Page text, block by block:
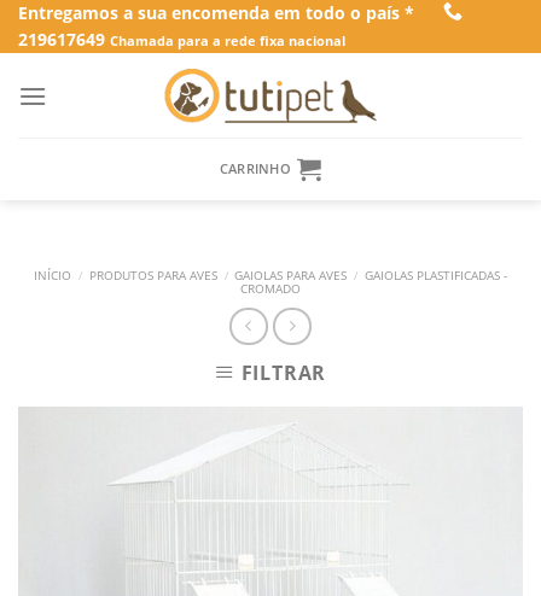
SkipEntregamos a sua encomenda em todo o país *
219617649 Chamada para a rede fixa nacional
CARRINHO
INÍCIO / PRODUTOS PARA AVES / GAIOLAS PARA AVES / GAIOLAS PLASTIFICADAS -
CROMADO
FILTRAR